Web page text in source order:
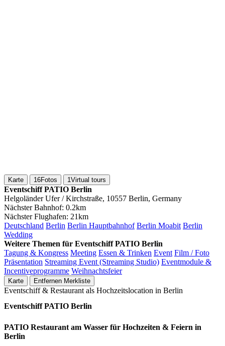
Karte 16Fotos 1Virtual tours
Eventschiff PATIO Berlin
Helgoländer Ufer / Kirchstraße, 10557 Berlin, Germany
Nächster Bahnhof: 0.2km
Nächster Flughafen: 21km
Deutschland Berlin Berlin Hauptbahnhof Berlin Moabit Berlin
Wedding
Weitere Themen für Eventschiff PATIO Berlin
Tagung & Kongress Meeting Essen & Trinken Event Film / Foto
Präsentation Streaming Event (Streaming Studio) Eventmodule &
Incentiveprogramme Weihnachtsfeier
Karte Entfernen Merkliste
Eventschiff & Restaurant als Hochzeitslocation in Berlin
Eventschiff PATIO Berlin
PATIO Restaurant am Wasser für Hochzeiten & Feiern in
Berlin